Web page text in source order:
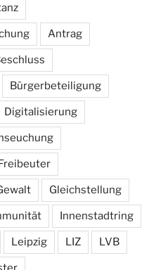
Antrag
Bürgerbeteiligung
Digitalisierung
Gleichstellung
Innenstadtring
Leipzig LIZ LVB